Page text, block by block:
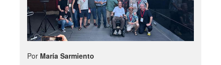
Por María Sarmiento